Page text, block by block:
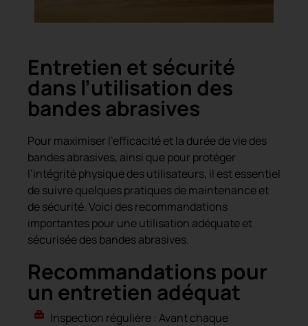
Entretien et sécurité
dans l’utilisation des
bandes abrasives
Pour maximiser l’efficacité et la durée de vie des
bandes abrasives, ainsi que pour protéger
l’intégrité physique des utilisateurs, il est essentiel
de suivre quelques pratiques de maintenance et
de sécurité. Voici des recommandations
importantes pour une utilisation adéquate et
sécurisée des bandes abrasives.
Recommandations pour
un entretien adéquat
Inspection régulière : Avant chaque